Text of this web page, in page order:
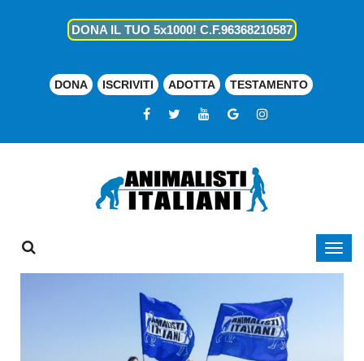
DONA IL TUO 5x1000! C.F.96368210587
DONA ISCRIVITI ADOTTA TESTAMENTO